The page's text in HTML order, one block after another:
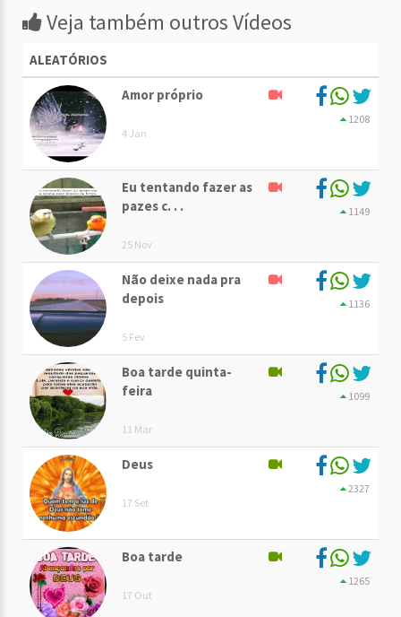
Veja também outros Vídeos
ALEATÓRIOS
Amor próprio
4 Jan
1208
Eu tentando fazer as
pazes c. . .
25 Nov
1149
Não deixe nada pra
depois
5 Fev
1136
Boa tarde quinta-
feira
11 Mar
1099
Deus
17 Set
2327
Boa tarde
17 Out
1265